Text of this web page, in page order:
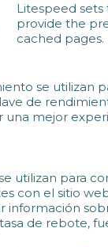
Litespeed sets
provide the
cached pages.
se utilizan
de
una mejor
utilizan para
con el sitio
información
de rebote,